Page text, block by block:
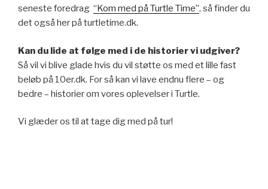
seneste foredrag “Kom med på Turtle Time”, så finder du
det også her på turtletime.dk.
Kan du lide at følge med i de historier vi udgiver?
Så vil vi blive glade hvis du vil støtte os med et lille fast
beløb på 10er.dk. For så kan vi lave endnu flere – og
bedre – historier om vores oplevelser i Turtle.
Vi glæder os til at tage dig med på tur!